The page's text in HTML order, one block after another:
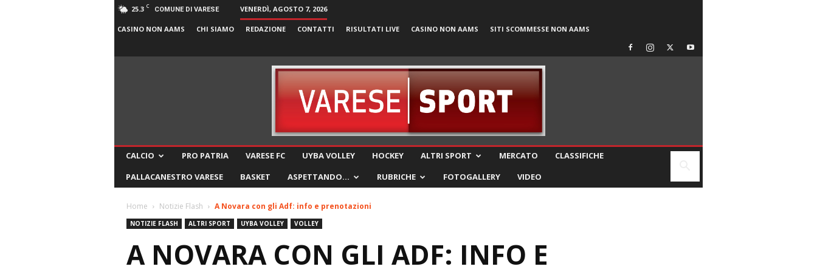
25.3 C COMUNE DI VARESE VENERDÌ, AGOSTO 7, 2026
CASINO NON AAMS CHI SIAMO REDAZIONE CONTATTI RISULTATI LIVE CASINO NON AAMS SITI SCOMMESSE NON AAMS
CALCIO PRO PATRIA VARESE FC UYBA VOLLEY HOCKEY ALTRI SPORT MERCATO
CLASSIFICHE
PALLACANESTRO VARESE
BASKET ASPETTANDO… RUBRICHE FOTOGALLERY VIDEO
Home Notizie Flash A Novara con gli Adf: info e prenotazioni
NOTIZIE FLASH ALTRI SPORT UYBA VOLLEY VOLLEY
A NOVARA CON GLI ADF: INFO E